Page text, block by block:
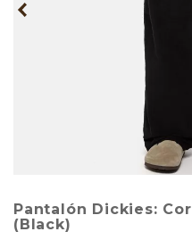
Pantalón Dickies:
(Black)